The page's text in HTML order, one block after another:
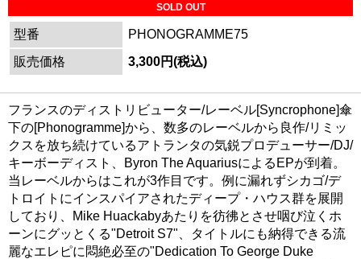
SOLD OUT
型番
PHONOGRAMME75
販売価格
3,300円(税込)
フランスのディストリビューター/レーベル[Syncrophone]傘
下の[Phonogramme]から、数多のレーベルから良作/リミッ
クスを放ち続けているアトランタの気鋭プロデューサー/DJ/
キーボーディスト、Byron The AquariusによるEPが到着。
当レーベルからはこれが3作目です。例に漏れずシカゴ/デ
トロイトにインスパイアされたディープ・ハウス群を展開
しており、Mike Huackabyあたりを彷彿とさせ咽び泣くホ
ーンにグッとくる"Detroit S7"、タイトルにも納得できる流
麗なエレピに悶絶必至の"Dedication To George Duke